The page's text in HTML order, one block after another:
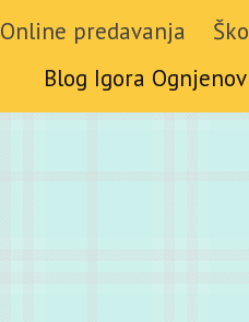
Online predavanja
Blog Igora